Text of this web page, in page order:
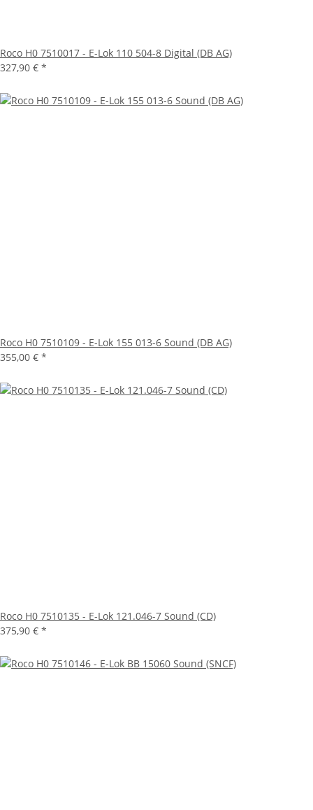
Roco H0 7510017 - E-Lok 110 504-8 Digital (DB AG)
327,90 € *
Roco H0 7510109 - E-Lok 155 013-6 Sound (DB AG)
355,00 € *
Roco H0 7510135 - E-Lok 121.046-7 Sound (CD)
375,90 € *